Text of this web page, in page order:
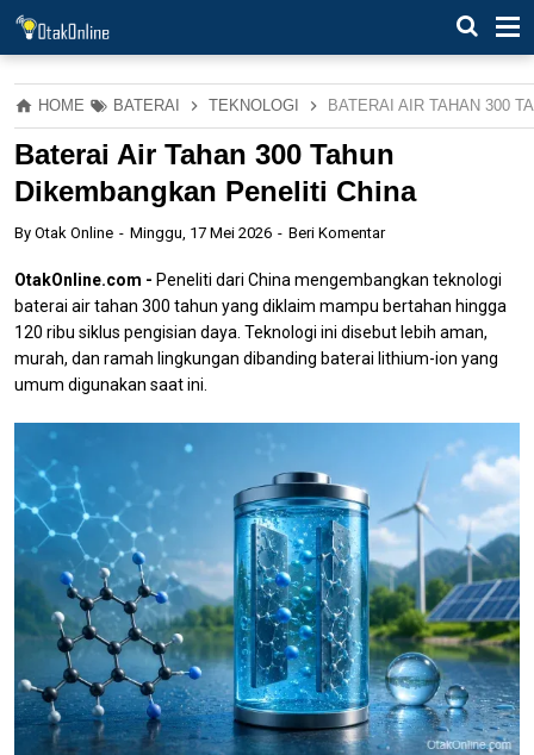
HOME BATERAI TEKNOLOGI BATERAI AIR TAHAN 300
Baterai Air Tahan 300 Tahun
Dikembangkan Peneliti China
By Otak Online Minggu, 17 Mei 2026 Beri Komentar
OtakOnline.com - Peneliti dari China mengembangkan teknologi
baterai air tahan 300 tahun yang diklaim mampu bertahan hingga
120 ribu siklus pengisian daya. Teknologi ini disebut lebih aman,
murah, dan ramah lingkungan dibanding baterai lithium-ion yang
umum digunakan saat ini.